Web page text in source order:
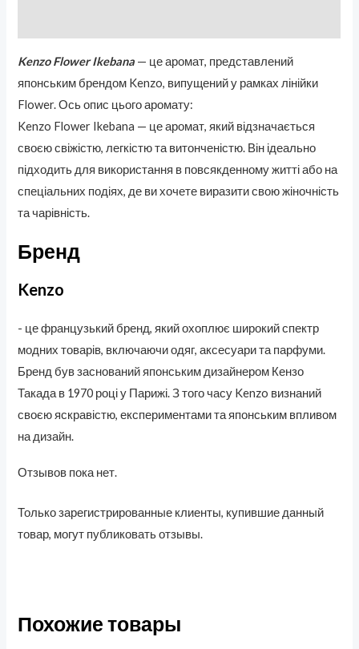
Kenzo Flower Ikebana — це аромат, представлений
японським брендом Kenzo, випущений у рамках лінійки
Flower. Ось опис цього аромату:
Kenzo Flower Ikebana — це аромат, який відзначається
своєю свіжістю, легкістю та витонченістю. Він ідеально
підходить для використання в повсякденному житті або на
спеціальних подіях, де ви хочете виразити свою жіночність
та чарівність.
Бренд
Kenzo
- це французький бренд, який охоплює широкий спектр
модних товарів, включаючи одяг, аксесуари та парфуми.
Бренд був заснований японським дизайнером Кензо
Такада в 1970 році у Парижі. З того часу Kenzo визнаний
своєю яскравістю, експериментами та японським впливом
на дизайн.
Отзывов пока нет.
Только зарегистрированные клиенты, купившие данный
товар, могут публиковать отзывы.
Похожие товары